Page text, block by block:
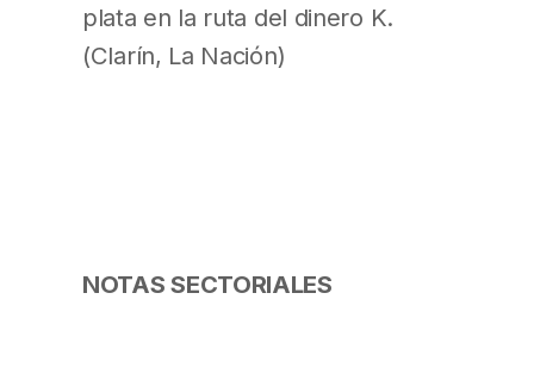
plata en la ruta del dinero K.
(Clarín, La Nación)
NOTAS SECTORIALES